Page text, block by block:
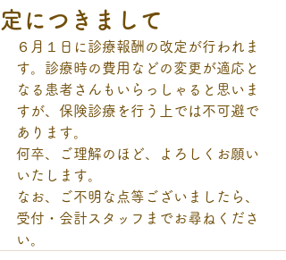
定につきまして
６月１日に診療報酬の改定が行われま
す。診療時の費用などの変更が適応と
なる患者さんもいらっしゃると思いま
すが、保険診療を行う上では不可避で
あります。
何卒、ご理解のほど、よろしくお願い
いたします。
なお、ご不明な点等ございましたら、
受付・会計スタッフまでお尋ねくださ
い。